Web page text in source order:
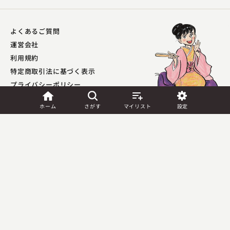
ホーム さがす マイリスト 設定
よくあるご質問
運営会社
利用規約
特定商取引法に基づく表示
プライバシーポリシー​
外部送信ポリシー